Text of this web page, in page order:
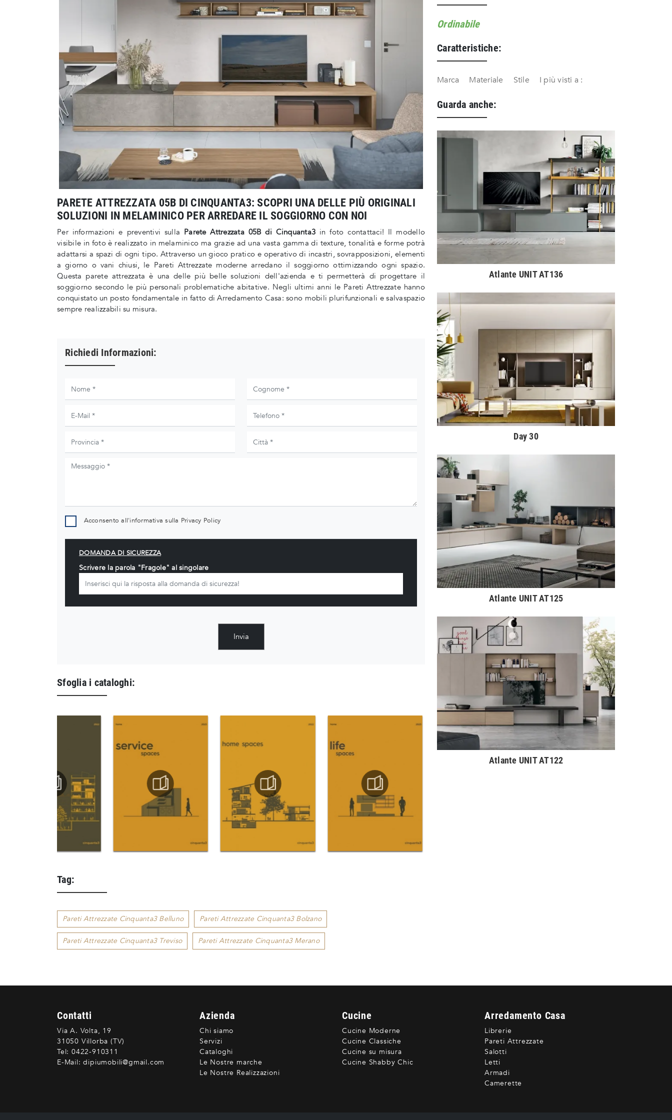
PARETE ATTREZZATA 05B DI CINQUANTA3: SCOPRI UNA DELLE PIÙ ORIGINALI
SOLUZIONI IN MELAMINICO PER ARREDARE IL SOGGIORNO CON NOI
Per informazioni e preventivi sulla Parete Attrezzata 05B di Cinquanta3 in foto contattaci! Il modello
visibile in foto è realizzato in melaminico ma grazie ad una vasta gamma di texture, tonalità e forme potrà
adattarsi a spazi di ogni tipo. Attraverso un gioco pratico e operativo di incastri, sovrapposizioni, elementi
a giorno o vani chiusi, le Pareti Attrezzate moderne arredano il soggiorno ottimizzando ogni spazio.
Questa parete attrezzata è una delle più belle soluzioni dell'azienda e ti permetterà di progettare il
soggiorno secondo le più personali problematiche abitative. Negli ultimi anni le Pareti Attrezzate hanno
conquistato un posto fondamentale in fatto di Arredamento Casa: sono mobili plurifunzionali e salvaspazio
sempre realizzabili su misura.
Richiedi Informazioni:
Acconsento all'informativa sulla Privacy Policy
DOMANDA DI SICUREZZA
Scrivere la parola "Fragole" al singolare
Invia
Sfoglia i cataloghi:
Tag:
Pareti Attrezzate Cinquanta3 Belluno Pareti Attrezzate Cinquanta3 Bolzano
Pareti Attrezzate Cinquanta3 Treviso Pareti Attrezzate Cinquanta3 Merano
Ordinabile
Caratteristiche:
Marca Materiale Stile I più visti a :
Guarda anche:
Atlante UNIT AT136
Day 30
Atlante UNIT AT125
Atlante UNIT AT122
Contatti
Via A. Volta, 19
31050 Villorba (TV)
Tel: 0422-910311
E-Mail: dipiumobili@gmail.com
Azienda
Chi siamo
Servizi
Cataloghi
Le Nostre marche
Le Nostre Realizzazioni
Cucine
Cucine Moderne
Cucine Classiche
Cucine su misura
Cucine Shabby Chic
Arredamento Casa
Librerie
Pareti Attrezzate
Salotti
Letti
Armadi
Camerette